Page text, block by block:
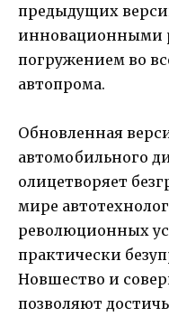
предыдущих
инновационными
погружением во
автопрома.
Обновленная
автомобильного
олицетворяет
мире
революционных
практически
Новшество и
позволяют